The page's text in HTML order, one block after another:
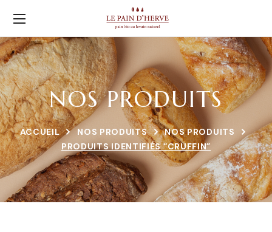
NOS PRODUITS
ACCUEIL NOS PRODUITS
NOS PRODUITS
PRODUITS IDENTIFIÉS “CRUFFIN”